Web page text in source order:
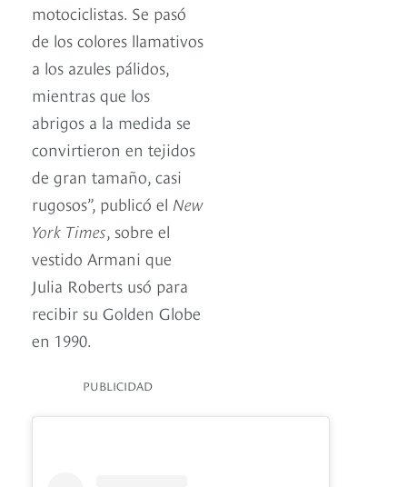
motociclistas. Se pasó
de los colores llamativos
a los azules pálidos,
mientras que los
abrigos a la medida se
convirtieron en tejidos
de gran tamaño, casi
rugosos”, publicó el New
York Times, sobre el
vestido Armani que
Julia Roberts usó para
recibir su Golden Globe
en 1990.
PUBLICIDAD